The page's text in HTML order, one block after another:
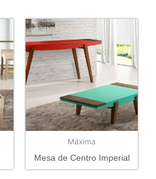
Máxima
Mesa de Centro Imperial